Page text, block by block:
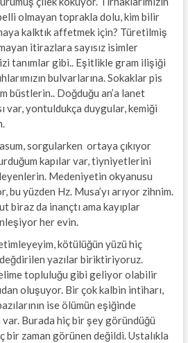
olmayan toprakla dolu, kim bilir
kalktık affetmek için? Türetilmiş
itirazlara sayısız isimler
tanımlar gibi.. Eşitlikle gram ilişiği
bulvarlarına. Sokaklar pis
büstlerin.. Doğduğu an’a lanet
var, yontuldukça duygular, kemiği
sorgularken ortaya çıkıyor
kapılar var, tiyniyetlerini
Medeniyetin okyanusu
bu yüzden Hz. Musa’yı arıyor zihnim.
biraz da inançtı ama kayıplar
her evin.
kötülüğün yüzü hiç
yazılar biriktiriyoruz.
topluluğu gibi geliyor olabilir
oluşuyor. Bir çok kalbin intiharı,
ise ölümün eşiğinde
var. Burada hiç bir şey göründüğü
bir zaman görünen değildi. Ustalıkla